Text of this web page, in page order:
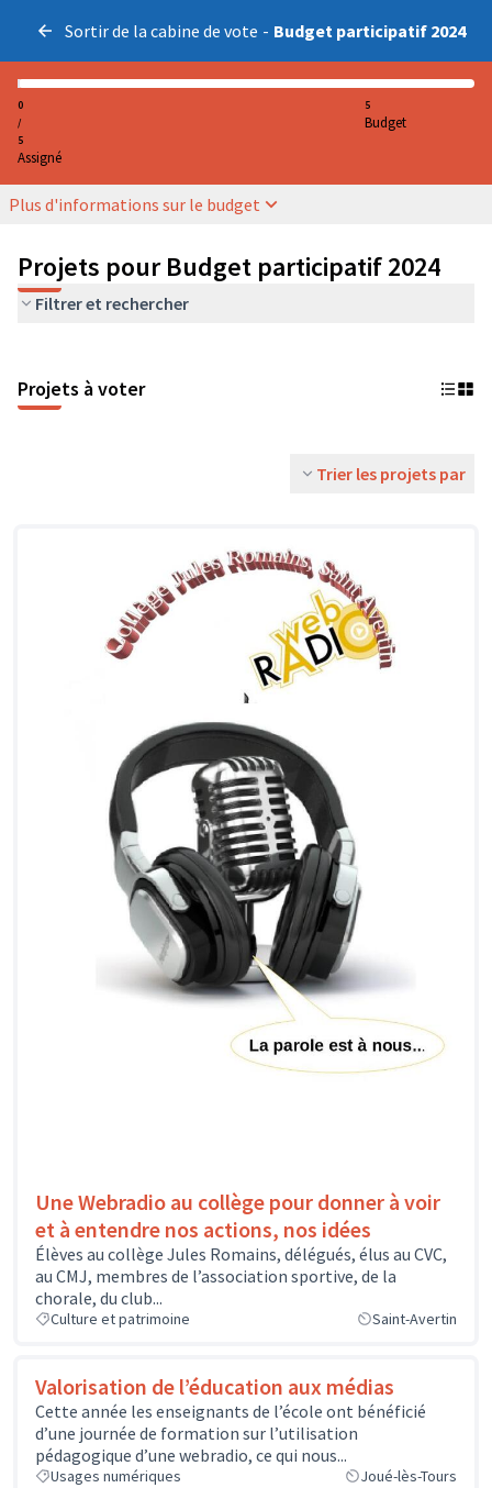
Sortir de la cabine de vote - Budget participatif 2024
0
/
5
Assigné
5
Budget
Plus d'informations sur le budget
Projets pour Budget participatif 2024
Filtrer et rechercher
Projets à voter
Trier les projets par
Une Webradio au collège pour donner à voir
et à entendre nos actions, nos idées
Élèves au collège Jules Romains, délégués, élus au CVC,
au CMJ, membres de l’association sportive, de la
chorale, du club...
Culture et patrimoine Saint-Avertin
Valorisation de l’éducation aux médias
Cette année les enseignants de l’école ont bénéficié
d’une journée de formation sur l’utilisation
pédagogique d’une webradio, ce qui nous...
Usages numériques Joué-lès-Tours